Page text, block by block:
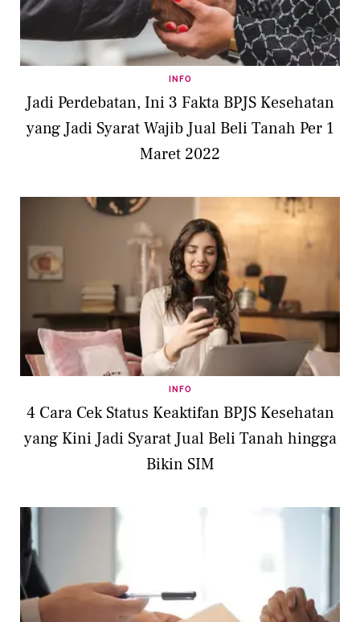
INFO
Jadi Perdebatan, Ini 3 Fakta BPJS Kesehatan
yang Jadi Syarat Wajib Jual Beli Tanah Per 1
Maret 2022
INFO
4 Cara Cek Status Keaktifan BPJS Kesehatan
yang Kini Jadi Syarat Jual Beli Tanah hingga
Bikin SIM